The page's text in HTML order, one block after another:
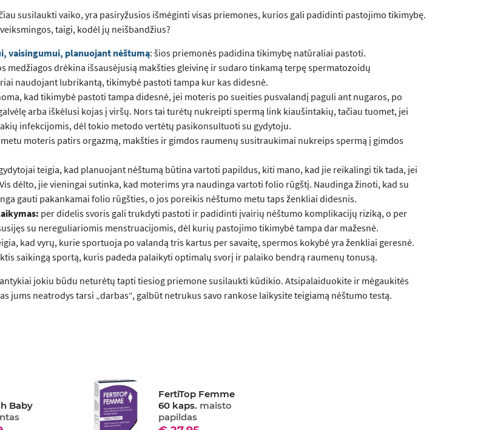
susilaukti vaiko, yra pasiryžusios išmėginti visas priemones, kurios gali padidinti pastojimo tikimybę.
taigi, kodėl jų neišbandžius?
vaisingumui, planuojant nėštumą: šios priemonės padidina tikimybę natūraliai pastoti.
medžiagos drėkina išsausėjusią makšties gleivinę ir sudaro tinkamą terpę spermatozoidų
naudojant lubrikantą, tikimybė pastoti tampa kur kas didesnė.
kad tikimybė pastoti tampa didesnė, jei moteris po sueities pusvalandį paguli ant nugaros, po
arba iškėlusi kojas į viršų. Nors tai turėtų nukreipti spermą link kiaušintakių, tačiau tuomet, jei
infekcijomis, dėl tokio metodo vertėtų pasikonsultuoti su gydytoju.
moteris patirs orgazmą, makšties ir gimdos raumenų susitraukimai nukreips spermą į gimdos
teigia, kad planuojant nėštumą būtina vartoti papildus, kiti mano, kad jie reikalingi tik tada, jei
dėlto, jie vieningai sutinka, kad moterims yra naudinga vartoti folio rūgštį. Naudinga žinoti, kad su
gauti pakankamai folio rūgšties, o jos poreikis nėštumo metu taps ženkliai didesnis.
per didelis svoris gali trukdyti pastoti ir padidinti įvairių nėštumo komplikacijų riziką, o per
su nereguliariomis menstruacijomis, dėl kurių pastojimo tikimybė tampa dar mažesnė.
kad vyrų, kurie sportuoja po valandą tris kartus per savaitę, spermos kokybė yra ženkliai geresnė.
saikingą sportą, kuris padeda palaikyti optimalų svorį ir palaiko bendrą raumenų tonusą.
jokiu būdu neturėtų tapti tiesiog priemone susilaukti kūdikio. Atsipalaiduokite ir mėgaukitės
jums neatrodys tarsi „darbas“, galbūt netrukus savo rankose laikysite teigiamą nėštumo testą.
Baby
FertiTop Femme
60 kaps. maisto
papildas